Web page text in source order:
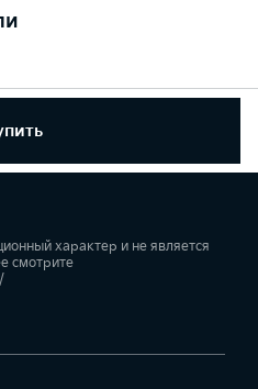
характер и не является
смотрите